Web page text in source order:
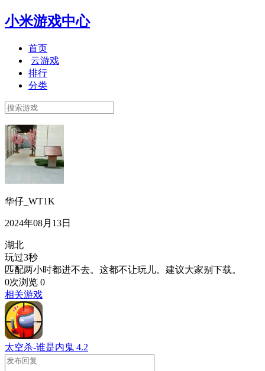
小米游戏中心
首页
云游戏
排行
分类
华仔_WT1K
2024年08月13日
湖北
玩过3秒
匹配两小时都进不去。这都不让玩儿。建议大家别下载。
0次浏览 0
相关游戏
太空杀-谁是内鬼 4.2